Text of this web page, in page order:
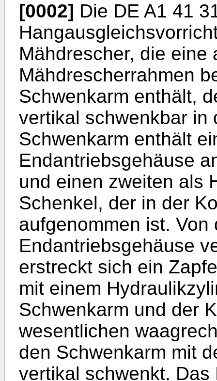
[0002] Die DE A1 41
Mähdrescher, die eine
Mähdrescherrahmen
Schwenkarm enthält,
vertikal schwenkbar in
Schwenkarm enthält
Endantriebsgehäuse
und einen zweiten als
Schenkel, der in der
aufgenommen ist. Von
Endantriebsgehäuse
erstreckt sich ein
mit einem
Schwenkarm und der
wesentlichen
den Schwenkarm mit
vertikal schwenkt.